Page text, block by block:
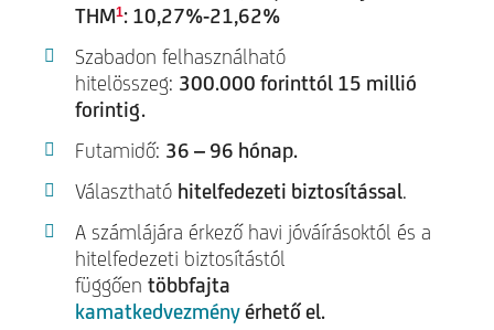
THM1: 10,27%-21,62%
Szabadon felhasználható
hitelösszeg: 300.000 forinttól 15 millió
forintig.
Futamidő: 36 – 96 hónap.
Választható hitelfedezeti biztosítással.
A számlájára érkező havi jóváírásoktól és a
hitelfedezeti biztosítástól
függően többfajta
kamatkedvezményérhető el.